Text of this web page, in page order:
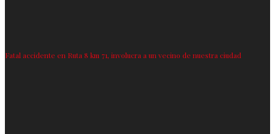
Fatal accidente en Ruta 8 km 71, involucra a un vecino de nuestra ciudad